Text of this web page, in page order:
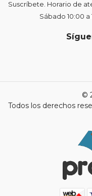
Suscríbete. Horario de
Sábado 10:00 a
©
Todos los derechos